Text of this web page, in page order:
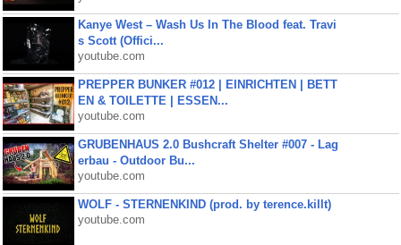
Kanye West – Wash Us In The Blood feat. Travi
s Scott (Offici...
youtube.com
PREPPER BUNKER #012 | EINRICHTEN | BETT
EN & TOILETTE | ESSEN...
youtube.com
GRUBENHAUS 2.0 Bushcraft Shelter #007 - Lag
erbau - Outdoor Bu...
youtube.com
WOLF - STERNENKIND (prod. by terence.killt)
youtube.com